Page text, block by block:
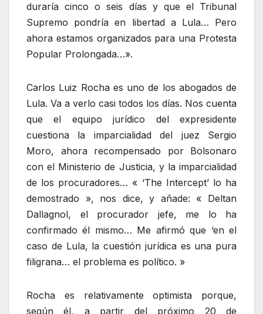
duraría cinco o seis días y que el Tribunal
Supremo pondría en libertad a Lula… Pero
ahora estamos organizados para una Protesta
Popular Prolongada…».
Carlos Luiz Rocha es uno de los abogados de
Lula. Va a verlo casi todos los días. Nos cuenta
que el equipo jurídico del expresidente
cuestiona la imparcialidad del juez Sergio
Moro, ahora recompensado por Bolsonaro
con el Ministerio de Justicia, y la imparcialidad
de los procuradores… « ‘The Intercept’ lo ha
demostrado », nos dice, y añade: « Deltan
Dallagnol, el procurador jefe, me lo ha
confirmado él mismo… Me afirmó que ‘en el
caso de Lula, la cuestión jurídica es una pura
filigrana… el problema es político. »
Rocha es relativamente optimista porque,
según él, a partir del próximo 20 de